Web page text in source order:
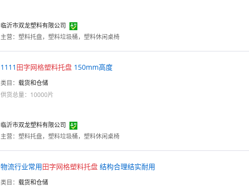
临沂市双龙塑料有限公司
主营： 塑料托盘，塑料垃圾桶，塑料休闲桌椅
1111 田字网格塑料托盘 150mm高度
类目： 载货和仓储
供货总量：10000片
临沂市双龙塑料有限公司
主营： 塑料托盘，塑料垃圾桶，塑料休闲桌椅
物流行业常用田字网格塑料托盘 结构合理结实耐用
类目： 载货和仓储